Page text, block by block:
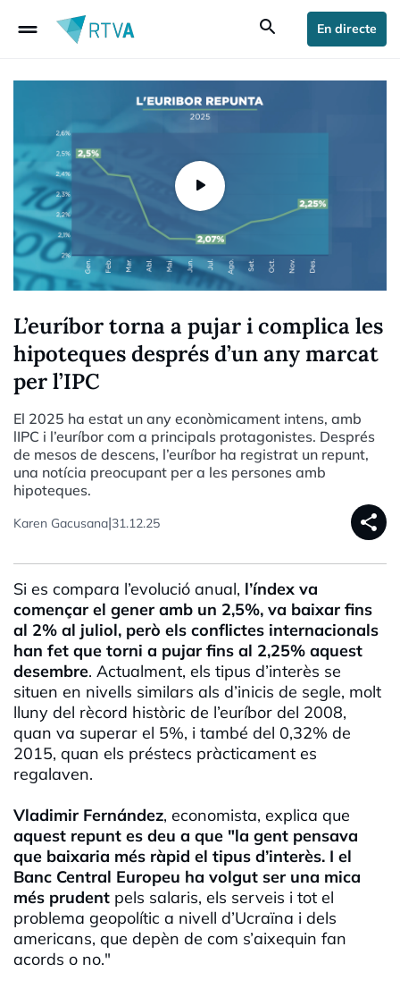
drag_handle search En directe
L’euríbor torna a pujar i complica les
hipoteques després d’un any marcat
per l’IPC
El 2025 ha estat un any econòmicament intens, amb
lIPC i l’euríbor com a principals protagonistes. Després
de mesos de descens, l’euríbor ha registrat un repunt,
una notícia preocupant per a les persones amb
hipoteques.
Karen Gacusana|31.12.25 share
Si es compara l’evolució anual, l’índex va
començar el gener amb un 2,5%, va baixar fins
al 2% al juliol, però els conflictes internacionals
han fet que torni a pujar fins al 2,25% aquest
desembre. Actualment, els tipus d’interès se
situen en nivells similars als d’inicis de segle, molt
lluny del rècord històric de l’euríbor del 2008,
quan va superar el 5%, i també del 0,32% de
2015, quan els préstecs pràcticament es
regalaven.
Vladimir Fernández, economista, explica que
aquest repunt es deu a que "la gent pensava
que baixaria més ràpid el tipus d’interès. I el
Banc Central Europeu ha volgut ser una mica
més prudent pels salaris, els serveis i tot el
problema geopolític a nivell d’Ucraïna i dels
americans, que depèn de com s’aixequin fan
acords o no."